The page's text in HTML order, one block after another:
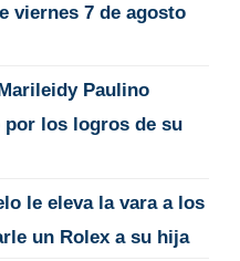
viernes 7 de agosto
Paulino
los logros de su
le eleva la vara a los
un Rolex a su hija